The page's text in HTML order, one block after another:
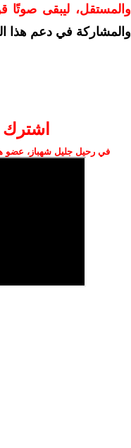
والمستقل، ليبقى صوتًا
والمشاركة في دعم هذا
اشترك
في رحيل جليل شهباز، عضو